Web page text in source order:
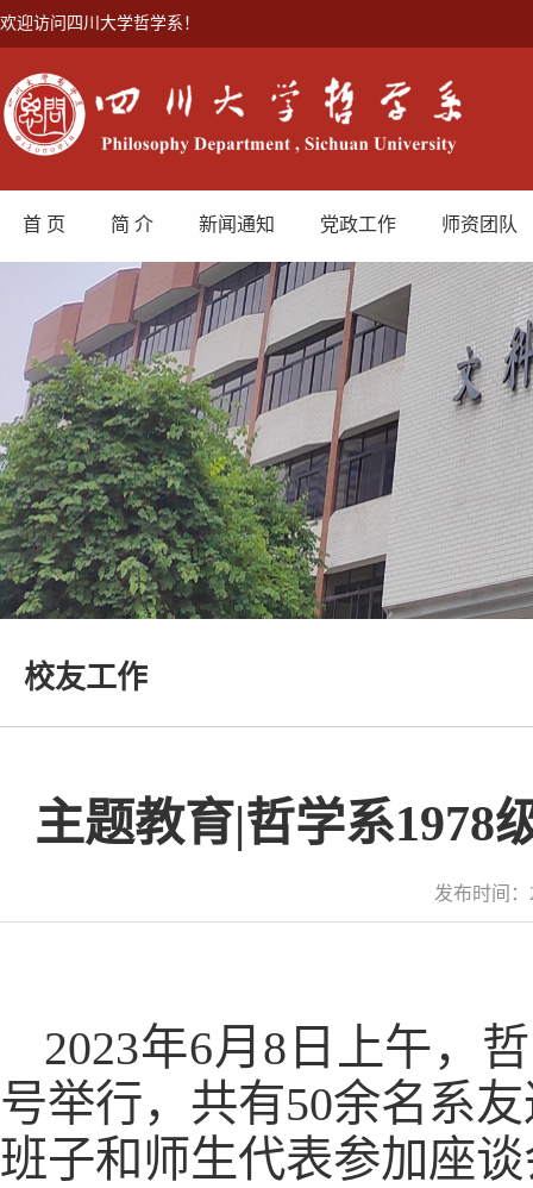
欢迎访问四川大学哲学系！
首 页 简 介 新闻通知 党政工作 师资团队
校友工作
主题教育|哲学系1978
发布时间
2023年6月8日上午，
号举行，共有50余名系
班子和师生代表参加座